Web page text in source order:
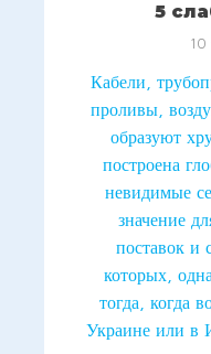
5
10
Кабели,
проливы,
образуют
построена
невидимые
значение
поставок и
которых,
тогда, когда
Украине или в